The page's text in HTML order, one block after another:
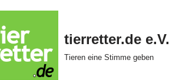
tierretter.de e.V.
Tieren eine Stimme geben